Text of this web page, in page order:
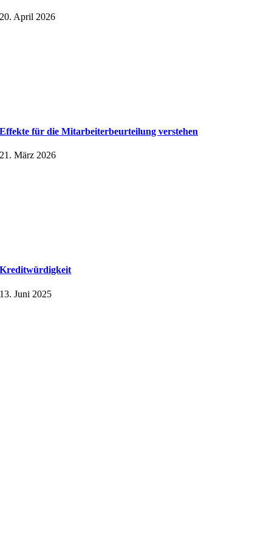
20. April 2026
Effekte für die Mitarbeiter­beurteilung verstehen
21. März 2026
Kreditwürdigkeit
13. Juni 2025